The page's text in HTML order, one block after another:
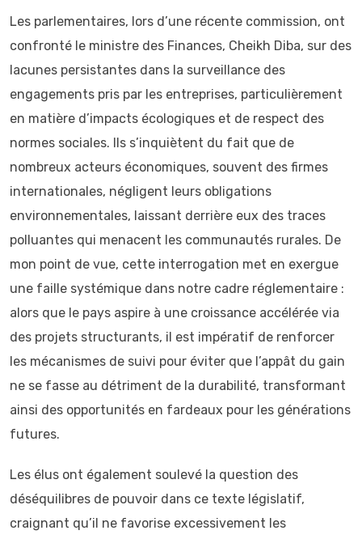
Les parlementaires, lors d’une récente commission, ont
confronté le ministre des Finances, Cheikh Diba, sur des
lacunes persistantes dans la surveillance des
engagements pris par les entreprises, particulièrement
en matière d’impacts écologiques et de respect des
normes sociales. Ils s’inquiètent du fait que de
nombreux acteurs économiques, souvent des firmes
internationales, négligent leurs obligations
environnementales, laissant derrière eux des traces
polluantes qui menacent les communautés rurales. De
mon point de vue, cette interrogation met en exergue
une faille systémique dans notre cadre réglementaire :
alors que le pays aspire à une croissance accélérée via
des projets structurants, il est impératif de renforcer
les mécanismes de suivi pour éviter que l’appât du gain
ne se fasse au détriment de la durabilité, transformant
ainsi des opportunités en fardeaux pour les générations
futures.
Les élus ont également soulevé la question des
déséquilibres de pouvoir dans ce texte législatif,
craignant qu’il ne favorise excessivement les